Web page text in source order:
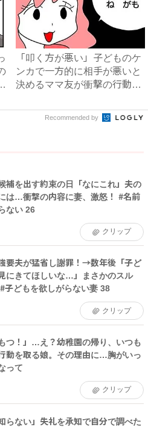
「叩く方が悪い」子どものケ
ンカで一方的に相手が悪いと
決めるママ友が衝撃の行動を
Recommended by
補を出す約束の日「なにこれ」夫の
は…衝撃の内容に妻、激怒！ #名前
ない 26
クリップ
要夫が猛省し謝罪！→数年後「子ど
にきてほしいな…」まさかのスル
子どもを欲しがらない妻 38
クリップ
もつ！」…え？幼稚園の帰り、いつも
動を取る娘。その理由に…胸がいっ
って
クリップ
らない」失礼を承知で自分で調べた